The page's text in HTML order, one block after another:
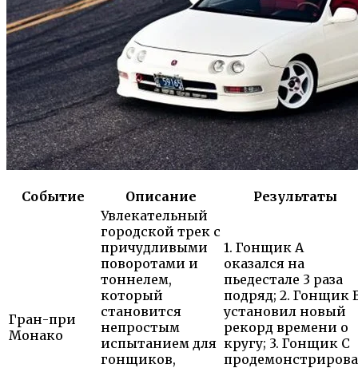
Событие Описание Результаты
Гран-при
Монако
Увлекательный
городской трек с
причудливыми
поворотами и
тоннелем,
который
становится
непростым
испытанием для
гонщиков,
1. Гонщик А
оказался на
пьедестале 3 раза
подряд; 2. Гонщик
установил новый
рекорд времени о
кругу; 3. Гонщик С